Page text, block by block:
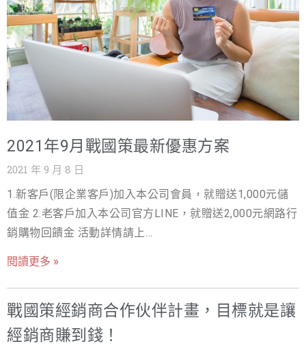
50%傭金！為提高貴公司的經營利潤及競爭力，戰國策特別
推出以下經銷合作方案，成為我們的經銷商，可以經銷我
們的全系列服務(詳細的經銷方案請上網
https://www.nss.com.tw/affiliateprogram/ )，本公司並提
供業界最具競爭力及優渥的傭金(最高50%) 戰國策經銷商計
畫的五大優勢: 1.發展推薦組織獎金(10%) 2.提供365天全年
回饋(最高50%以上) 5.免費提供產品銷售與技術支援之教育
訓練課程 立刻加入我們的經銷商計畫即可獲得 TWD$3,000
上加入會員後>登入後台經銷推廣方案 https://n9s.com/38
>成為經銷商 貴公司也可以選購本公司經銷型主機(9999元
起/每年 可開立無限主機帳號) 服務規格請上網
https://n9s.com/resell 提醒您: 經銷商獎金累計滿30000元
https://n9s.com/2c 戰國策集團 免付費諮詢電話:0800-
003-191 LINE＠ ID:＠119m www.nss.com.tw
2021年9月戰國策最新優惠方案
2021 年 9 月 8 日
1.新客戶(限企業客戶)加入本公司會員，就贈送1,000元儲
值金 2.老客戶加入本公司官方LINE，就贈送2,000元網路行
銷購物回饋金 活動詳情請上
網頁設計優惠方案 2.SSL優惠方案 3.戰國策客戶續約好禮
4.戰國策老客戶專屬優惠好禮活動 5.換家優惠方案 6.虛擬主
機服務優惠 7.雲主機及VPS主機服務優惠 8.網路行銷優惠
閱讀更多 »
戰國策經銷商合作伙伴計畫，目標就是讓
經銷商賺到錢！